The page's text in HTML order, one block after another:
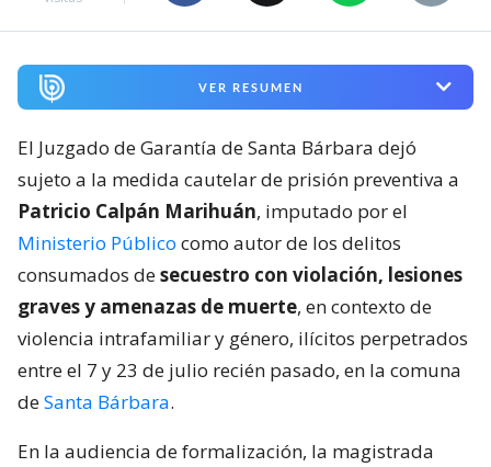
VER RESUMEN
El Juzgado de Garantía de Santa Bárbara dejó
sujeto a la medida cautelar de prisión preventiva a
Patricio Calpán Marihuán, imputado por el
Ministerio Público como autor de los delitos
consumados desecuestro con violación, lesiones
graves y amenazas de muerte, en contexto de
violencia intrafamiliar y género, ilícitos perpetrados
entre el 7 y 23 de julio recién pasado, en la comuna
deSanta Bárbara.
En la audiencia de formalización, la magistrada